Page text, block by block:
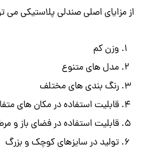
از مزایای اصلی صندلی پلاستیکی می
وزن کم
مدل های متنوع
رنگ بندی های مختلف
قابلیت استفاده در مکان های
قابلیت استفاده در فضای باز و
تولید در سایزهای کوچک و بزرگ